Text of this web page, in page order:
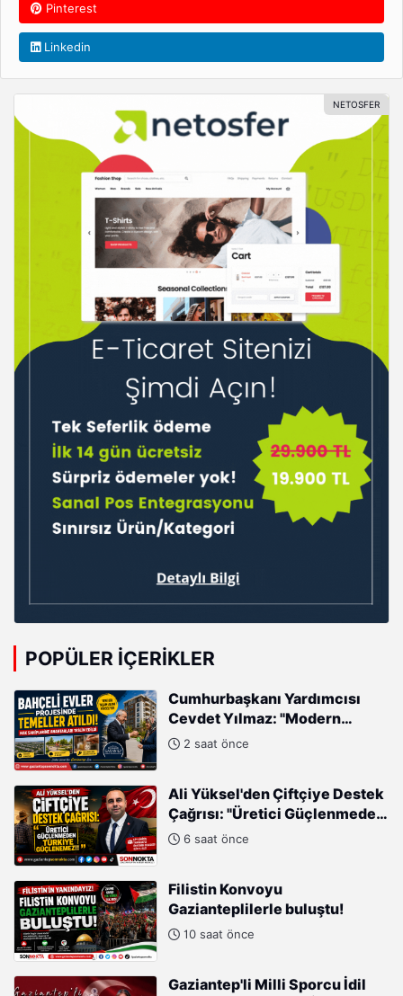
Pinterest
Linkedin
POPÜLER İÇERIKLER
Cumhurbaşkanı Yardımcısı
Cevdet Yılmaz: "Modern
Türkiye'nin İmarında
2 saat önce
Ali Yüksel'den Çiftçiye Destek
Çağrısı: "Üretici Güçlenmeden
Türkiye Güçlenemez!"
6 saat önce
Filistin Konvoyu
Gazianteplilerle buluştu!
10 saat önce
Gaziantep'li Milli Sporcu İdil